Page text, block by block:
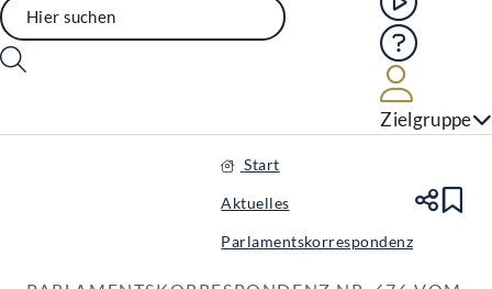
Hilfe
Zielgruppe
Start
Aktuelles
Parlamentskorrespondenz